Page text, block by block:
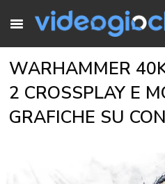
WARHAMMER
2 CROSSPLAY E
GRAFICHE SU